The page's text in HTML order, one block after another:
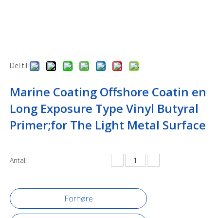
Del til:
Marine Coating Offshore Coatin en
Long Exposure Type Vinyl Butyral
Primer;for The Light Metal Surface
Antal:
Forhøre